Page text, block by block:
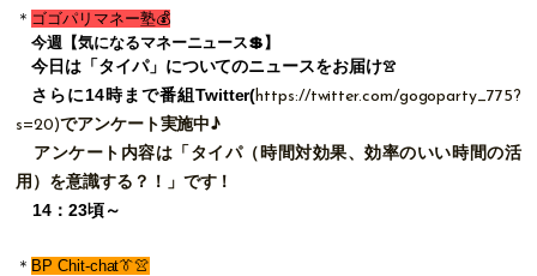
＊ ゴゴパリマネー塾💰
今週【気になるマネーニュース💲】
今日は「タイパ」についてのニュースをお届け👚
さ らに14時まで番組Twitter(https://twitter.com/gogoparty_775?
s=20)でアンケート実施中♪
アンケート内容は 「タイパ（時間対効果、効率のいい時間の活
用）を意識する？！」です！
14：23頃～
＊ BP Chit-chat👔👚